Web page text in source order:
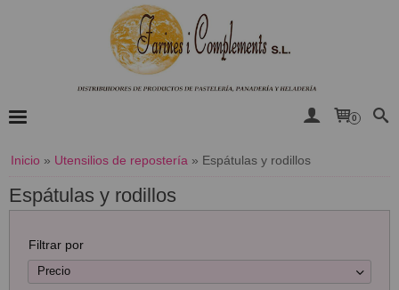
0
Inicio » Utensilios de repostería » Espátulas y rodillos
Espátulas y rodillos
Filtrar por
Precio